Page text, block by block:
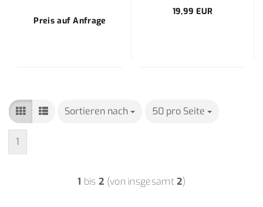
Preis auf Anfrage
19,99 EUR
Sortieren nach
Sortieren nach 50 pro Seite
pro Seite
1
1 bis 2 (von insgesamt2)